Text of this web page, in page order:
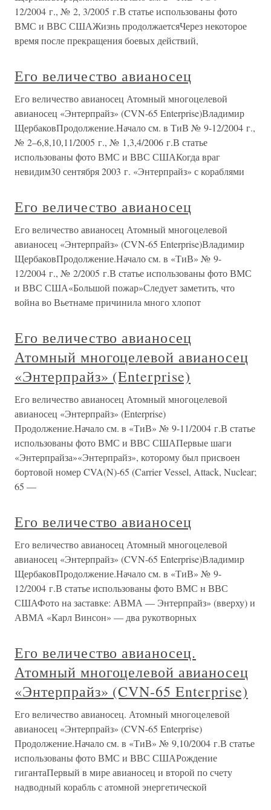
12/2004 г., № 2, 3/2005 г.В статье использованы фото
ВМС и ВВС СШАЖизнь продолжаетсяЧерез некоторое
время после прекращения боевых действий,
Его величество авианосец
Его величество авианосец Атомный многоцелевой
авианосец «Энтерпрайз» (CVN-65 Enterprise)Владимир
ЩербаковПродолжение.Начало см. в ТиВ № 9-12/2004 г.,
№ 2–6,8,10,11/2005 г., № 1,3,4/2006 г.В статье
использованы фото ВМС и ВВС СШАКогда враг
невидим30 сентября 2003 г. «Энтерпрайз» с кораблями
Его величество авианосец
Его величество авианосец Атомный многоцелевой
авианосец «Энтерпрайз» (CVN-65 Enterprise)Владимир
ЩербаковПродолжение.Начало см. в «ТиВ» № 9-
12/2004 г., № 2/2005 г.В статье использованы фото ВМС
и ВВС США«Большой пожар»Следует заметить, что
война во Вьетнаме причинила много хлопот
Его величество авианосец
Атомный многоцелевой авианосец
«Энтерпрайз» (Enterprise)
Его величество авианосец Атомный многоцелевой
авианосец «Энтерпрайз» (Enterprise)
Продолжение.Начало см. в «ТиВ» № 9-11/2004 г.В статье
использованы фото ВМС и ВВС СШАПервые шаги
«Энтерпрайза»«Энтерпрайз», которому был присвоен
бортовой номер CVA(N)-65 (Carrier Vessel, Attack, Nuclear;
65 —
Его величество авианосец
Его величество авианосец Атомный многоцелевой
авианосец «Энтерпрайз» (CVN-65 Enterprise)Владимир
ЩербаковПродолжение.Начало см. в «ТиВ» № 9-
12/2004 г.В статье использованы фото ВМС н ВВС
СШАФото на заставке: АВМА — Энтерпрайз» (вверху) и
АВМА «Карл Винсон» — два рукотворных
Его величество авианосец.
Атомный многоцелевой авианосец
«Энтерпрайз» (CVN-65 Enterprise)
Его величество авианосец. Атомный многоцелевой
авианосец «Энтерпрайз» (CVN-65 Enterprise)
Продолжение.Начало см. в «ТиВ» № 9,10/2004 г.В статье
использованы фото ВМС и ВВС СШАРождение
гигантаПервый в мире авианосец и второй по счету
надводный корабль с атомной энергетической